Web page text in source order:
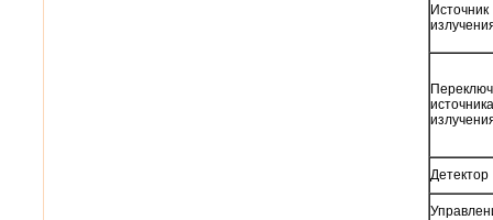
Источник
источника
Детектор